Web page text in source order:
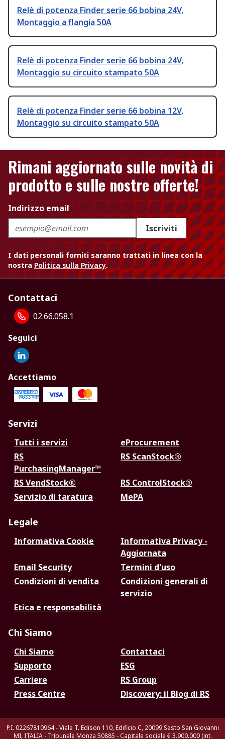
Relè di potenza Finder serie 66 bobina 24V,
Montaggio a flangia 50A
Relè di potenza Finder serie 66 bobina 24V,
Montaggio su circuito stampato 50A
Relè di potenza Finder serie 66 bobina 12V,
Montaggio su circuito stampato 50A
Rimani aggiornato sulle novità di
prodotto e sulle nostre offerte!
Indirizzo email
Iscriviti
I dati personali forniti saranno trattati in linea con la
nostra Politica sulla Privacy.
Contattaci
02.66.058.1
Seguici
Accettiamo
Servizi
Tutti i servizi
eProcurement
RS
PurchasingManager™
RS ScanStock®
RS VendStock®
RS ControlStock®
Servizio di taratura
MePA
Legale
Informativa Cookie
Informativa Privacy -
Aggiornata
Email Security
Termini d'uso
Condizioni di vendita
Condizioni generali di
servizio
Etica e responsabilità
Chi Siamo
Chi Siamo
Contattaci
Supporto
ESG
Carriere
RS Group
Press Centre
Discovery: il Blog di RS
P.I. 02267810964 - Viale T. Edison 110, Edificio C, 20099 Sesto San Giovanni
MI, ITALIA - Tribunale Monza 50885 - Capitale sociale € 3.900.000 (int.